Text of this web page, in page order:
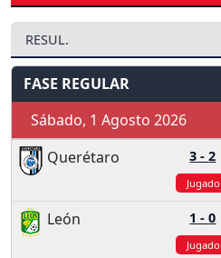
RESUL.
FASE REGULAR
Sábado, 1 Agosto 2026
Querétaro
3 -2
Jugado
León 1 -0
Jugado